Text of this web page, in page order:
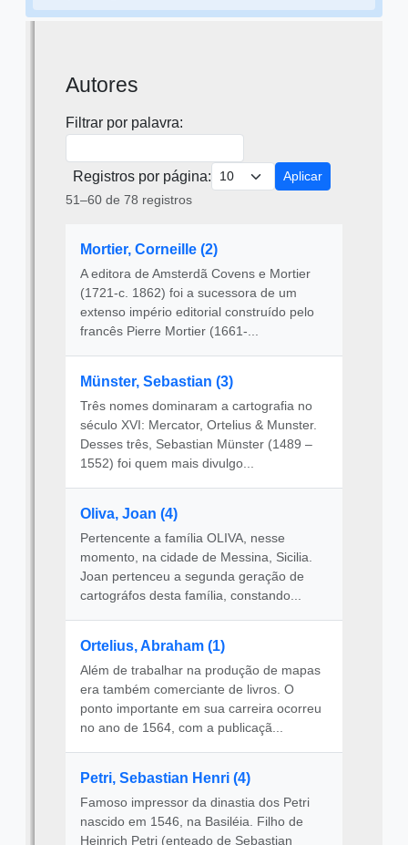
Autores
Filtrar por palavra:
Registros por página:
Aplicar
51–60 de 78 registros
Mortier, Corneille (2)
A editora de Amsterdã Covens e Mortier
(1721-c. 1862) foi a sucessora de um
extenso império editorial construído pelo
francês Pierre Mortier (1661-...
Münster, Sebastian (3)
Três nomes dominaram a cartografia no
século XVI: Mercator, Ortelius & Munster.
Desses três, Sebastian Münster (1489 –
1552) foi quem mais divulgo...
Oliva, Joan (4)
Pertencente a família OLIVA, nesse
momento, na cidade de Messina, Sicilia.
Joan pertenceu a segunda geração de
cartográfos desta família, constando...
Ortelius, Abraham (1)
Além de trabalhar na produção de mapas
era também comerciante de livros. O
ponto importante em sua carreira ocorreu
no ano de 1564, com a publicaçã...
Petri, Sebastian Henri (4)
Famoso impressor da dinastia dos Petri
nascido em 1546, na Basiléia. Filho de
Heinrich Petri (enteado de Sebastian